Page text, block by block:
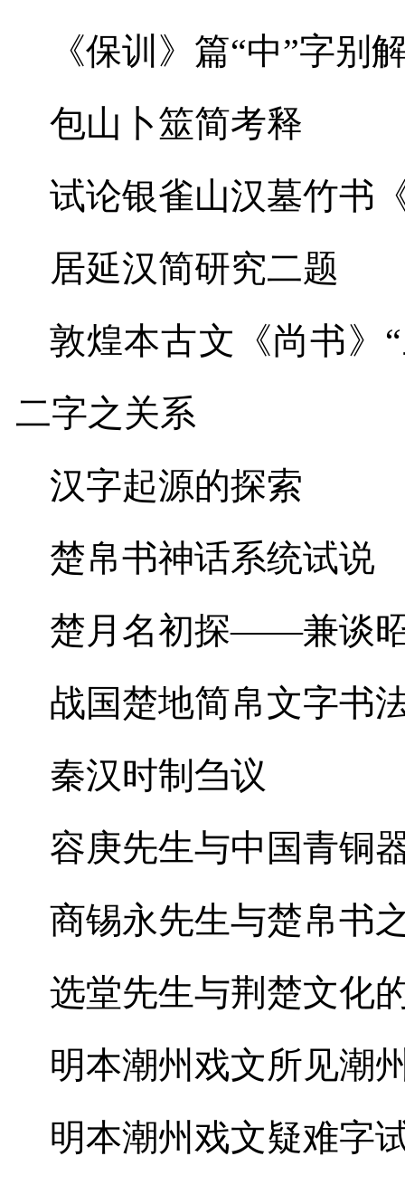
《保训》篇“中”字别
包山卜筮简考释
试论银雀山汉墓竹书
居延汉简研究二题
敦煌本古文《尚书
二字之关系
汉字起源的探索
楚帛书神话系统试说
楚月名初探——兼谈
战国楚地简帛文字书
秦汉时制刍议
容庚先生与中国青铜
商锡永先生与楚帛书
选堂先生与荆楚文化
明本潮州戏文所见潮
明本潮州戏文疑难字